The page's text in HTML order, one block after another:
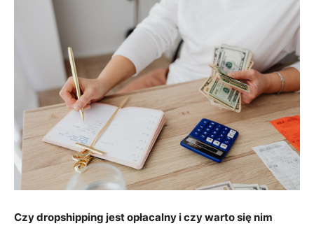
Czy dropshipping jest opłacalny i czy warto się nim